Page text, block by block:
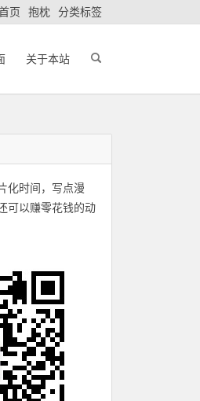
页 抱枕 分类标签
关于本站
化时间，写点漫
可以赚零花钱的动